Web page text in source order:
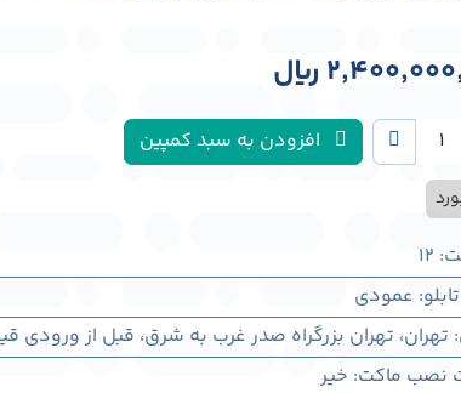
﷼
افزودن به سبد کمپین
:
12
: عمودی
: تهران، تهران بزرگراه صدر غرب به شرق، قبل از ورودی
نصب ماکت: خیر